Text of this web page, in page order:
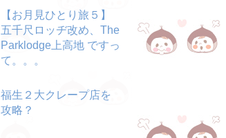
【お月見ひとり旅５】
五千尺ロッヂ改め、The
Parklodge上高地 ですっ
て。。。
福生２大クレープ店を
攻略？